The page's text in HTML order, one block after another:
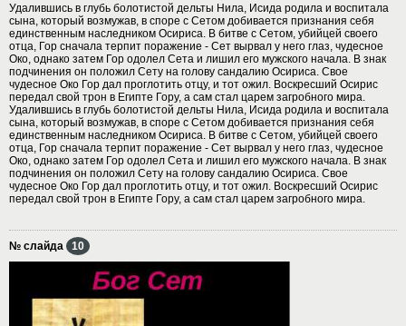
Удалившись в глубь болотистой дельты Нила, Исида родила и воспитала
сына, который возмужав, в споре с Сетом добивается признания себя
единственным наследником Осириса. В битве с Сетом, убийцей своего
отца, Гор сначала терпит поражение - Сет вырвал у него глаз, чудесное
Око, однако затем Гор одолел Сета и лишил его мужского начала. В знак
подчинения он положил Сету на голову сандалию Осириса. Свое
чудесное Око Гор дал проглотить отцу, и тот ожил. Воскресший Осирис
передал свой трон в Египте Гору, а сам стал царем загробного мира.
Удалившись в глубь болотистой дельты Нила, Исида родила и воспитала
сына, который возмужав, в споре с Сетом добивается признания себя
единственным наследником Осириса. В битве с Сетом, убийцей своего
отца, Гор сначала терпит поражение - Сет вырвал у него глаз, чудесное
Око, однако затем Гор одолел Сета и лишил его мужского начала. В знак
подчинения он положил Сету на голову сандалию Осириса. Свое
чудесное Око Гор дал проглотить отцу, и тот ожил. Воскресший Осирис
передал свой трон в Египте Гору, а сам стал царем загробного мира.
№ слайда 10